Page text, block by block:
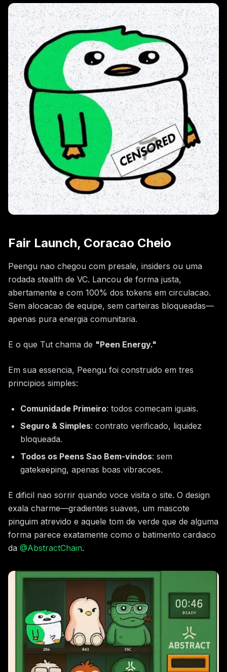
Fair Launch, Coracao Cheio
Peengu nao chegou com presale, insiders ou uma
rodada stealth de VC. Lancou de forma justa,
abertamente e com 100% dos tokens em circulacao.
Sem alocacao de equipe, sem carteiras bloqueadas—
apenas pura energia comunitaria.
E o que Tut chama de "Peen Energy."
Em sua essencia, Peengu foi construido em tres
principios simples:
Comunidade Primeiro: todos comecam iguais.
Seguro & Simples: contrato verificado, liquidez
bloqueada.
Todos os Peens Sao Bem-vindos: sem
gatekeeping, apenas boas vibracoes.
E dificil nao sorrir quando voce visita o site. O design
exala charme—gradientes suaves, um mascote
pinguim atrevido e aquele tom de verde que de alguma
forma parece exatamente como o batimento cardiaco
da @AbstractChain.